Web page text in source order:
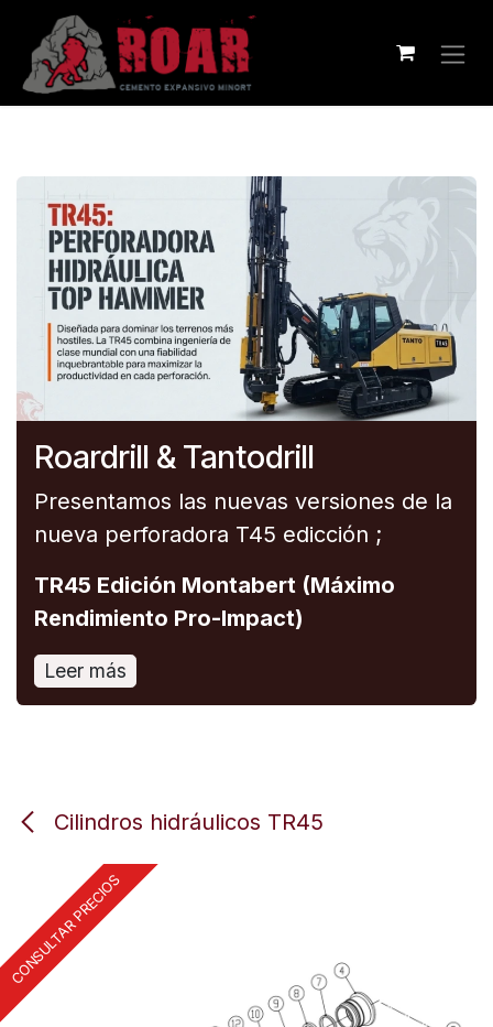
Skip to Content
Roardrill & Tantodrill
Presentamos las nuevas versiones de la
nueva perforadora T45 edicción ;
TR45 Edición Montabert (Máximo
Rendimiento Pro-Impact)
Leer más
Cilindros hidráulicos TR45
CONSULTAR PRECIOS